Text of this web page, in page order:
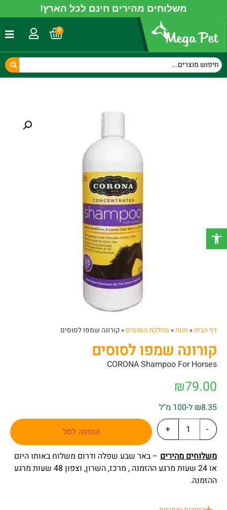
פתח סרגל נגישות
משלוחים מהירים חינם לכל הארץ!
0
דף הבית»חנות» מחלקת הסוסים »קורונה שמפו לסוסים
קורונה שמפו לסוסים
CORONA Shampoo For Horses
₪79.00
₪8.35 ל-100 מ"ל
-
+
הוספה לסל
משלוחים מהירים – באר שבע שפלה ודרום משלוח באותו היום
או 24 שעות מרגע ההזמנה , מרכז, השרון, וצפון 48 שעות מרגע
ההזמנה.